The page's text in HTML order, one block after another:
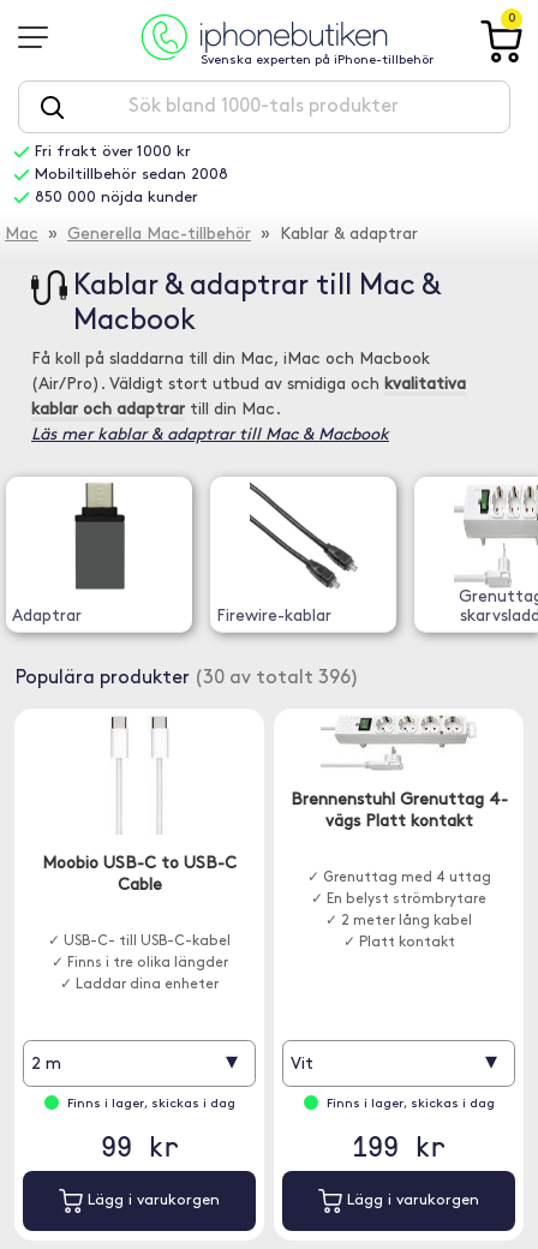
Svenska experten på iPhone-tillbehör
0
Fri frakt över 1000 kr
Mobiltillbehör sedan 2008
850 000 nöjda kunder
Mac » Generella Mac-tillbehör » Kablar & adaptrar
Kablar & adaptrar till Mac &
Macbook
Få koll på sladdarna till din Mac, iMac och Macbook
(Air/Pro). Väldigt stort utbud av smidiga och kvalitativa
kablar och adaptrar till din Mac.
Läs mer kablar & adaptrar till Mac & Macbook
Adaptrar Firewire-kablar
Populära produkter (30 av totalt 396)
Moobio USB-C to USB-C
Cable
✓ USB-C- till USB-C-kabel
✓ Finns i tre olika längder
✓ Laddar dina enheter
2 m ▾
Finns i lager, skickas i dag
99 kr
Lägg i varukorgen
Brennenstuhl Grenuttag 4-
vägs Platt kontakt
✓ Grenuttag med 4 uttag
✓ En belyst strömbrytare
✓ 2 meter lång kabel
✓ Platt kontakt
Vit ▾
Finns i lager, skickas i dag
199 kr
Lägg i varukorgen